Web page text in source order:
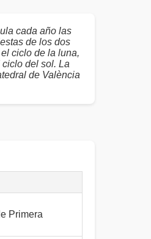
cada año las
de los dos
ciclo de la luna,
del sol. La
de València
Primera